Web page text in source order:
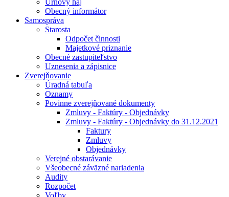
Urnový háj
Obecný informátor
Samospráva
Starosta
Odpočet činnosti
Majetkové priznanie
Obecné zastupiteľstvo
Uznesenia a zápisnice
Zverejňovanie
Úradná tabuľa
Oznamy
Povinne zverejňované dokumenty
Zmluvy - Faktúry - Objednávky
Zmluvy - Faktúry - Objednávky do 31.12.2021
Faktury
Zmluvy
Objednávky
Verejné obstarávanie
Všeobecné záväzné nariadenia
Audity
Rozpočet
Voľby